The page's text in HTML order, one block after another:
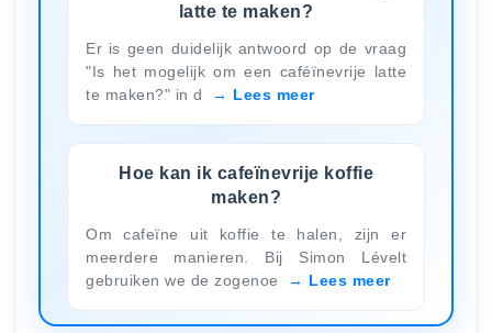
latte te maken?
Er is geen duidelijk antwoord op de vraag
"Is het mogelijk om een caféïnevrije latte
te maken?" in d
Lees meer
Hoe kan ik cafeïnevrije koffie
maken?
Om cafeïne uit koffie te halen, zijn er
meerdere manieren. Bij Simon Lévelt
gebruiken we de zogenoe
Lees meer